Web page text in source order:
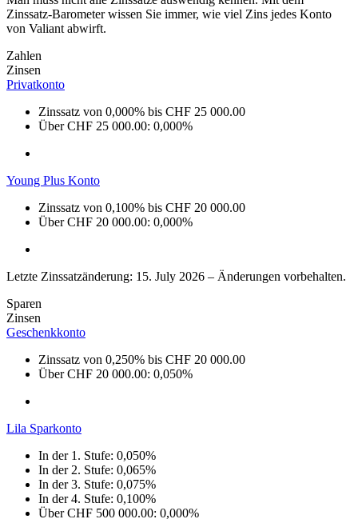
Zinssatz-Barometer wissen Sie immer, wie viel Zins jedes Konto
von Valiant abwirft.
Zahlen
Zinsen
Privatkonto
Zinssatz von 0,000% bis CHF 25 000.00
Über CHF 25 000.00: 0,000%
Young Plus Konto
Zinssatz von 0,100% bis CHF 20 000.00
Über CHF 20 000.00: 0,000%
Letzte Zinssatzänderung: 15. July 2026 – Änderungen vorbehalten.
Sparen
Zinsen
Geschenkkonto
Zinssatz von 0,250% bis CHF 20 000.00
Über CHF 20 000.00: 0,050%
Lila Sparkonto
In der 1. Stufe: 0,050%
In der 2. Stufe: 0,065%
In der 3. Stufe: 0,075%
In der 4. Stufe: 0,100%
Über CHF 500 000.00: 0,000%